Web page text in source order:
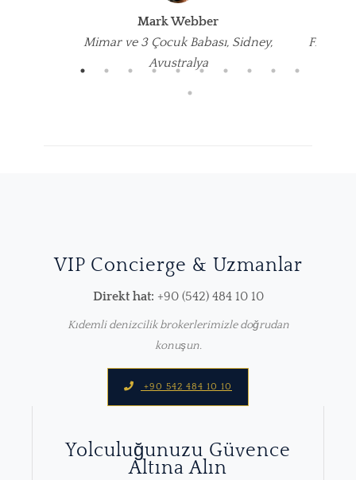
Mark Webber
Mimar ve 3 Çocuk Babası, Sidney,
Avustralya
VIP Concierge & Uzmanlar
Direkt hat: +90 (542) 484 10 10
Kıdemli denizcilik brokerlerimizle doğrudan
konuşun.
+90 542 484 10 10
Yolculuğunuzu Güvence
Altına Alın